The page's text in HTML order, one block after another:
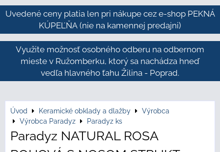
Uvedené ceny platia len pri nákupe cez e-shop PEKNÁ
KÚPEĽŇA (nie na kamennej predajni)
Využite možnosť osobného odberu na odbernom
mieste v Ružomberku, ktorý sa nachádza hneď
vedľa hlavného ťahu Žilina - Poprad.
Úvod Keramické obklady a dlažby
Výrobca
Výrobca Paradyz
Paradyz ks
Paradyz NATURAL ROSA